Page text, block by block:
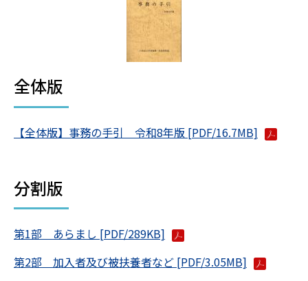
全体版
【全体版】事務の手引 令和8年版 [PDF/16.7MB]
分割版
第1部 あらまし [PDF/289KB]
第2部 加入者及び被扶養者など [PDF/3.05MB]